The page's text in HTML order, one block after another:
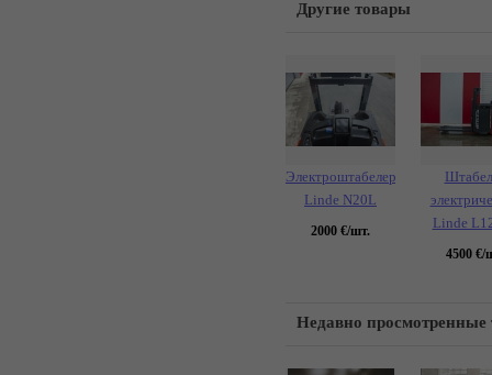
Другие товары
Электроштабелер
Linde N20L
2000 €/шт.
Linde
4500 €/
Недавно просмотренные